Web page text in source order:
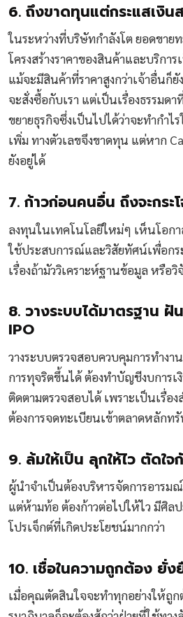
6. ถึงขาดทุนแต่กระแสเงิ
ในระหว่างที่บริษัทกำลังโต ยอดขา
โครงสร้างราคาของสินค้าและบริกา
แม้จะมีสินค้าที่ราคาสูงกว่าเจ้าอื่นก็ยั
จะสั่งซื้อกับเรา แต่เป็นเรื่องธรรมด
ขยายธุรกิจซึ่งเป็นไปได้ว่าจะทำกำไ
เพิ่ม ทางตัวเลขจึงขาดทุน แต่หาก
ยังอยู่ได้
7. ก้าวก่อนคนอื่น ถึงจะกระ
ลงทุนในเทคโนโลยีใหม่ๆ เห็นโอกา
ใช้ประสบการณ์และวิสัยทัศน์เพื่อกร
เรื่องถ้ามัววิเคราะห์ฐานข้อมูล หรือ
8. วางระบบได้มาตรฐาน ฝั
IPO
วางระบบตรวจสอบควบคุมการทำง
การทุจริตขึ้นได้ ต้องทำบัญชีงบการเ
ติดตามตรวจสอบได้ เพราะเป็นเรื่
ต้องการจดทะเบียนเข้าตลาดหลักท
9. ล้มให้เป็น ลุกให้ไว ตัดใ
ผู้นำจำเป็นต้องบริหารจัดการอารม
แต่ห้ามท้อ ต้องก้าวต่อไปให้ไว มีศิล
โปรเจ็กต์ที่เกิดประโยชน์มากกว่า
10. เชื่อในความถูกต้อง ยั่ง
เมื่อคุณตัดสินใจจะทำทุกอย่างให้ถูก